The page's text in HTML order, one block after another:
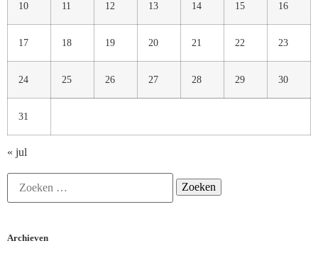
10 11 12 13 14 15 16
17 18 19 20 21 22 23
24 25 26 27 28 29 30
31
« jul
Archieven